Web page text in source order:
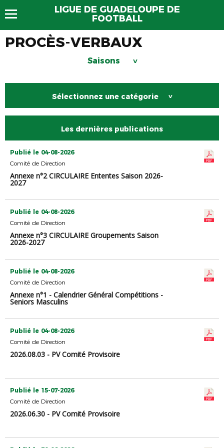
LIGUE DE GUADELOUPE DE
FOOTBALL
PROCÈS-VERBAUX
Saisons >
Sélectionnez une catégorie >
Les dernières publications
Publié le 04-08-2026
Comité de Direction
Annexe n°2 CIRCULAIRE Ententes Saison 2026-
2027
Publié le 04-08-2026
Comité de Direction
Annexe n°3 CIRCULAIRE Groupements Saison
2026-2027
Publié le 04-08-2026
Comité de Direction
Annexe n°1 - Calendrier Général Compétitions -
Seniors Masculins
Publié le 04-08-2026
Comité de Direction
2026.08.03 - PV Comité Provisoire
Publié le 15-07-2026
Comité de Direction
2026.06.30 - PV Comité Provisoire